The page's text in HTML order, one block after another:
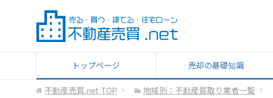
トップページ 売却の基礎知識
不動産売買.net TOP
地域別：不動産買取り業者一覧